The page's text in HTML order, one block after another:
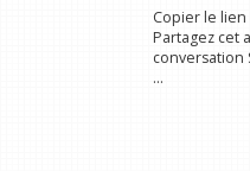
Copier le lien
Partagez cet
conversation
...